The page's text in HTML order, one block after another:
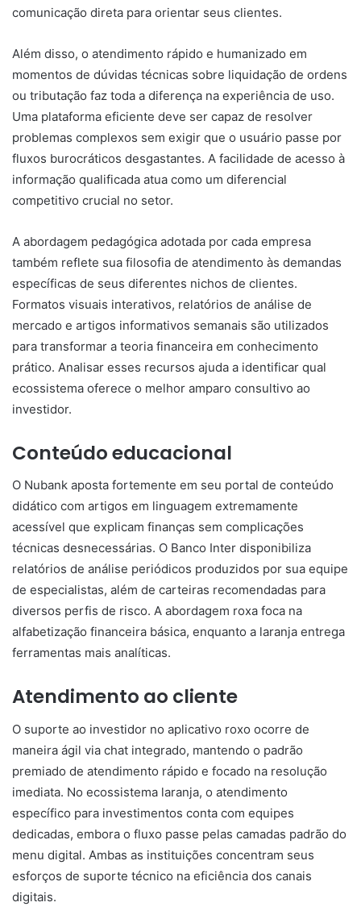
comunicação direta para orientar seus clientes.
Além disso, o atendimento rápido e humanizado em
momentos de dúvidas técnicas sobre liquidação de ordens
ou tributação faz toda a diferença na experiência de uso.
Uma plataforma eficiente deve ser capaz de resolver
problemas complexos sem exigir que o usuário passe por
fluxos burocráticos desgastantes. A facilidade de acesso à
informação qualificada atua como um diferencial
competitivo crucial no setor.
A abordagem pedagógica adotada por cada empresa
também reflete sua filosofia de atendimento às demandas
específicas de seus diferentes nichos de clientes.
Formatos visuais interativos, relatórios de análise de
mercado e artigos informativos semanais são utilizados
para transformar a teoria financeira em conhecimento
prático. Analisar esses recursos ajuda a identificar qual
ecossistema oferece o melhor amparo consultivo ao
investidor.
Conteúdo educacional
O Nubank aposta fortemente em seu portal de conteúdo
didático com artigos em linguagem extremamente
acessível que explicam finanças sem complicações
técnicas desnecessárias. O Banco Inter disponibiliza
relatórios de análise periódicos produzidos por sua equipe
de especialistas, além de carteiras recomendadas para
diversos perfis de risco. A abordagem roxa foca na
alfabetização financeira básica, enquanto a laranja entrega
ferramentas mais analíticas.
Atendimento ao cliente
O suporte ao investidor no aplicativo roxo ocorre de
maneira ágil via chat integrado, mantendo o padrão
premiado de atendimento rápido e focado na resolução
imediata. No ecossistema laranja, o atendimento
específico para investimentos conta com equipes
dedicadas, embora o fluxo passe pelas camadas padrão do
menu digital. Ambas as instituições concentram seus
esforços de suporte técnico na eficiência dos canais
digitais.